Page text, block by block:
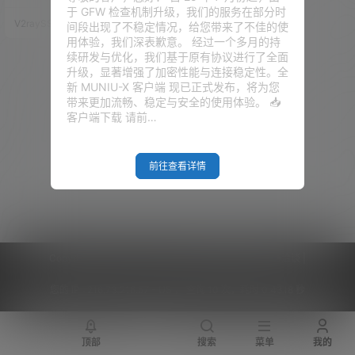
的专属节点搭建起来，就算是成
功了，熟能生巧，以后自然明白
其中的一些道理。 视频教程 准备
篇 购买域名 什么是域名 域名可
以说是一个IP地址的代称，目的
是为了便于记忆这个IP。例如，x
xx.com 是一个域名。人们可以直
接访问 xxx.com 来代替 IP 地
址，然后域名系统（DNS）就…
V2raySSR综合网 22年9月17日
于 GFW 检查机制升级，我们的服务在部分时
间段出现了不稳定情况，给您带来了不佳的使
用体验，我们深表歉意。 经过一个多月的持
续研发与优化，我们基于原有协议进行了全面
升级，显著增强了加密性能与连接稳定性。全
新 MUNIU-X 客户端 现已正式发布，将为您
带来更加流畅、稳定与安全的使用体验。 📥
客户端下载 请前…
前往查看详情
顶部 搜索 菜单 我的